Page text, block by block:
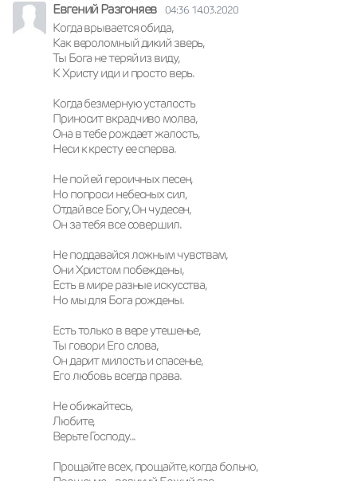
Евгений Разгоняев 04:36 14.03.2020
Когда врывается обида,
Как вероломный дикий зверь,
Ты Бога не теряй из виду,
К Христу иди и просто верь.
Когда безмерную усталость
Приносит вкрадчиво молва,
Она в тебе рождает жалость,
Неси к кресту ее сперва.
Не пой ей героичных песен,
Но попроси небесных сил,
Отдай все Богу, Он чудесен,
Он за тебя все совершил.
Не поддавайся ложным чувствам,
Они Христом побеждены,
Есть в мире разные искусства,
Но мы для Бога рождены.
Есть только в вере утешенье,
Ты говори Его слова,
Он дарит милость и спасенье,
Его любовь всегда права.
Не обижайтесь,
Любите,
Верьте Господу...
Прощайте всех, прощайте, когда больно,